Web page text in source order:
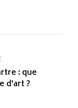
: que
d'art ?